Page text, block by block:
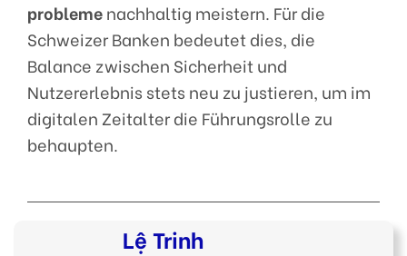
problemenachhaltig meistern. Für die
Schweizer Banken bedeutet dies, die
Balance zwischen Sicherheit und
Nutzererlebnis stets neu zu justieren, um im
digitalen Zeitalter die Führungsrolle zu
behaupten.
Lệ Trinh